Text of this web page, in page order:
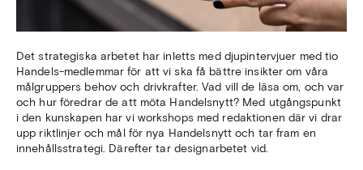
Det strategiska arbetet har inletts med djupintervjuer med tio
Handels-medlemmar för att vi ska få bättre insikter om våra
målgruppers behov och drivkrafter. Vad vill de läsa om, och var
och hur föredrar de att möta Handelsnytt? Med utgångspunkt
i den kunskapen har vi workshops med redaktionen där vi drar
upp riktlinjer och mål för nya Handelsnytt och tar fram en
innehållsstrategi. Därefter tar designarbetet vid.